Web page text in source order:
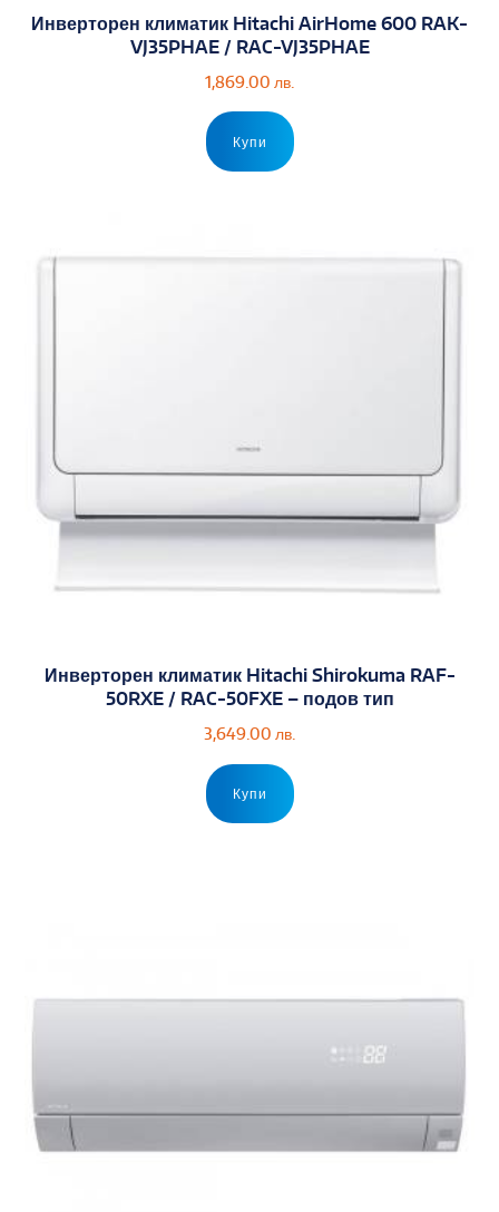
Инверторен климатик Hitachi AirHome 600 RAK-
VJ35PHAE / RAC-VJ35PHAE
1,869.00 лв.
Купи
Инверторен климатик Hitachi Shirokuma RAF-
50RXE / RAC-50FXE – подов тип
3,649.00 лв.
Купи